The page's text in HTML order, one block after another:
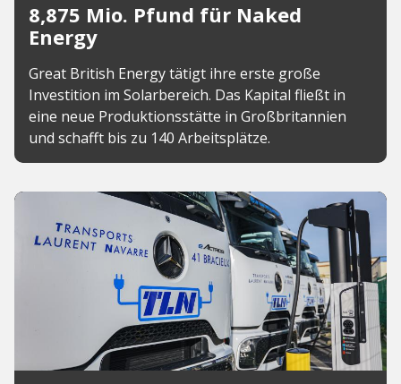
8,875 Mio. Pfund für Naked
Energy
Great British Energy tätigt ihre erste große
Investition im Solarbereich. Das Kapital fließt in
eine neue Produktionsstätte in Großbritannien
und schafft bis zu 140 Arbeitsplätze.